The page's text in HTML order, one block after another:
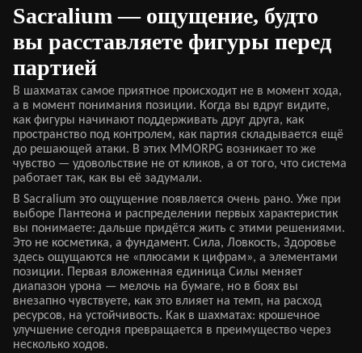
Sacralium — ощущение, будто
вы расставляете фигуры перед
партией
В шахматах самое приятное происходит не в момент хода,
а в момент понимания позиции. Когда вы вдруг видите,
как фигуры начинают поддерживать друг друга, как
пространство под контролем, как партия складывается ещё
до решающей атаки. В этих MMORPG возникает то же
чувство — удовольствие не от кликов, а от того, что система
работает так, как вы её задумали.
В Sacralium это ощущение появляется очень рано. Уже при
выборе Пантеона и распределении первых характеристик
вы понимаете: дальше придётся жить с этими решениями.
Это не косметика, а фундамент. Сила, Ловкость, Здоровье
здесь ощущаются не «плюсами к цифрам», а элементами
позиции. Первая вложенная единица Силы меняет
диапазон урона — мелочь на бумаге, но в боях вы
внезапно чувствуете, как это влияет на темп, на расход
ресурсов, на устойчивость. Как в шахматах: крошечное
улучшение сегодня превращается в преимущество через
несколько ходов.